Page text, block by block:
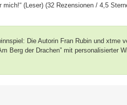
mich!“ (Leser) (32 Rezensionen / 4,5
Die Autorin Fran Rubin und xtme
Berg der Drachen” mit personalisierter